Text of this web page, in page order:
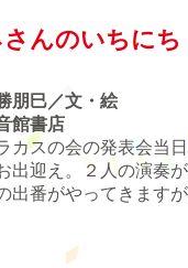
んのいちに
朋巳／文・絵
館書店
カスの会の発表会当
出迎え。２人の演奏
出番がやってきます